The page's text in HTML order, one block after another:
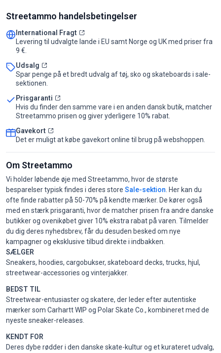
Streetammo handelsbetingelser
International Fragt
Levering til udvalgte lande i EU samt Norge og UK med priser fra
9 €.
Udsalg
Spar penge på et bredt udvalg af tøj, sko og skateboards i sale-
sektionen.
Prisgaranti
Hvis du finder den samme vare i en anden dansk butik, matcher
Streetammo prisen og giver yderligere 10% rabat.
Gavekort
Det er muligt at købe gavekort online til brug på webshoppen.
Om Streetammo
Vi holder løbende øje med Streetammo, hvor de største
besparelser typisk findes i deres store Sale-sektion . Her kan du
ofte finde rabatter på 50-70% på kendte mærker. De kører også
med en stærk prisgaranti, hvor de matcher prisen fra andre danske
butikker og ovenikøbet giver 10% ekstra rabat på varen. Tilmelder
du dig deres nyhedsbrev, får du desuden besked om nye
kampagner og eksklusive tilbud direkte i indbakken.
SÆLGER
Sneakers, hoodies, cargobukser, skateboard decks, trucks, hjul,
streetwear-accessories og vinterjakker.
BEDST TIL
Streetwear-entusiaster og skatere, der leder efter autentiske
mærker som Carhartt WIP og Polar Skate Co., kombineret med de
nyeste sneaker-releases.
KENDT FOR
Deres dybe rødder i den danske skate-kultur og et kurateret udvalg,